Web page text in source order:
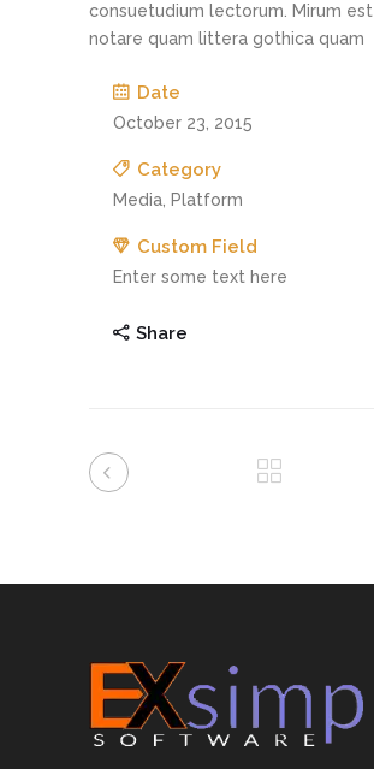
consuetudium lectorum. Mirum est
notare quam littera gothica quam
Date
October 23, 2015
Category
Media, Platform
Custom Field
Enter some text here
Share